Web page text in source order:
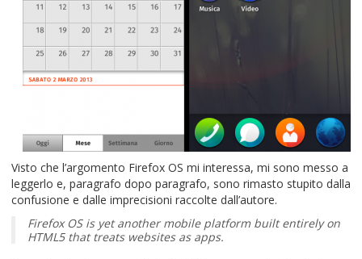
Visto che l’argomento Firefox OS mi interessa, mi sono messo a
leggerlo e, paragrafo dopo paragrafo, sono rimasto stupito dalla
confusione e dalle imprecisioni raccolte dall’autore.
Firefox OS is yet another mobile platform built entirely on
HTML5 that treats websites as apps.